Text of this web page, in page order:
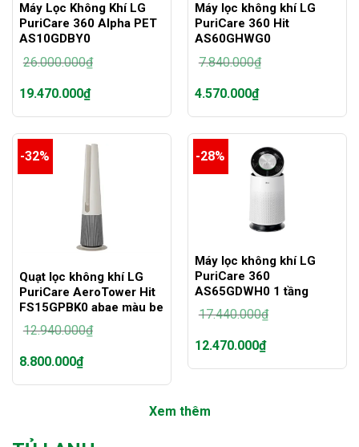
Máy Lọc Không Khí LG
PuriCare 360 Alpha PET
AS10GDBY0
26.000.000₫
gốc
là:
19.470.000₫
Giá
hiện
là:
19.470.000₫.
Máy lọc không khí LG
PuriCare 360 Hit
AS60GHWG0
7.840.000₫
gốc
là:
4.570.000₫
Giá
hiện
là:
4.570.000₫.
-32%
Quạt lọc không khí LG
PuriCare AeroTower Hit
FS15GPBK0 abae màu be
12.940.000₫
Giá
gốc
là:
8.800.000₫
Giá
8.800.000₫.
-28%
Máy lọc không khí LG
PuriCare 360
AS65GDWH0 1 tầng
17.440.000₫
Giá
gốc
là:
12.470.000₫
Giá
là:
Xem thêm